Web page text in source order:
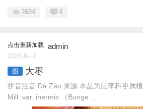
2684 4
点击重新加载 admin
2025-9-12
图 大枣
拼音注音 Dà Zǎo 来源 本品为鼠李科枣属
Mill. var. inermis （Bunge ...